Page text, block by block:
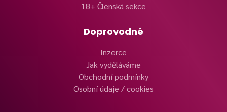
18+ Členská sekce
Doprovodné
Inzerce
Jak vyděláváme
Obchodní podmínky
Osobní údaje / cookies